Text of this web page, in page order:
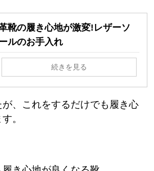
靴の履き心地が激変!レザーソ
ルのお手入れ
続きを見る
、これをするだけでも履き心
。